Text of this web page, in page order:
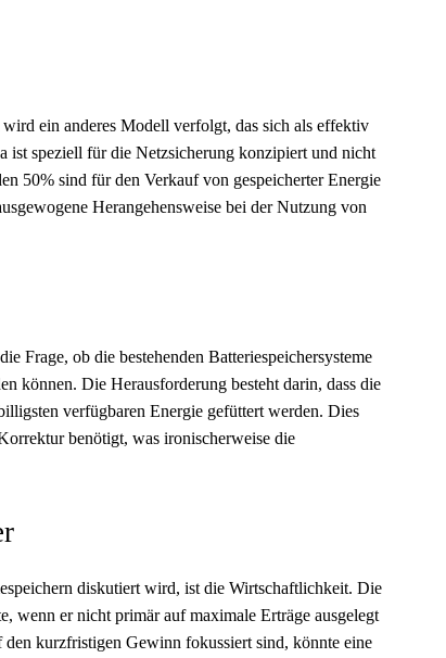
ein anderes Modell verfolgt, das sich als effektiv
ist speziell für die Netzsicherung konzipiert und nicht
50% sind für den Verkauf von gespeicherter Energie
Herangehensweise bei der Nutzung von
Frage, ob die bestehenden Batteriespeichersysteme
können. Die Herausforderung besteht darin, dass die
verfügbaren Energie gefüttert werden. Dies
benötigt, was ironischerweise die
diskutiert wird, ist die Wirtschaftlichkeit. Die
wenn er nicht primär auf maximale Erträge ausgelegt
kurzfristigen Gewinn fokussiert sind, könnte eine